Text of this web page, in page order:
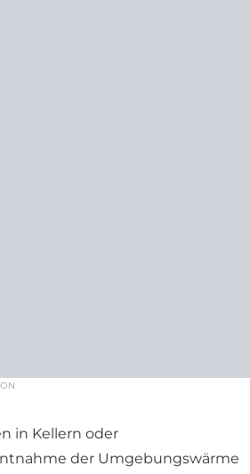
in Kellern oder
der Umgebungswärme